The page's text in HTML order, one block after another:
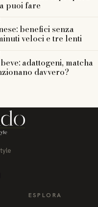
puoi fare
benefici senza
veloci e tre lenti
adattogeni, matcha
davvero?
ESPLORA